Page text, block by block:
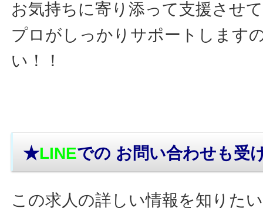
お気持ちに寄り添って支援させ
プロがしっかりサポートします
い！！
★LINEでの お問い合わせも受
この求人の詳しい情報を知りた